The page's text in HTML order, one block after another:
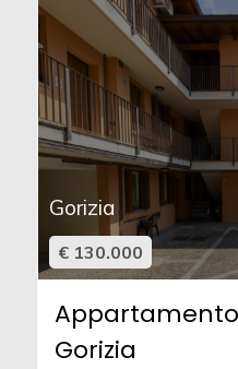
Gorizia
€ 130.000
Gorizia